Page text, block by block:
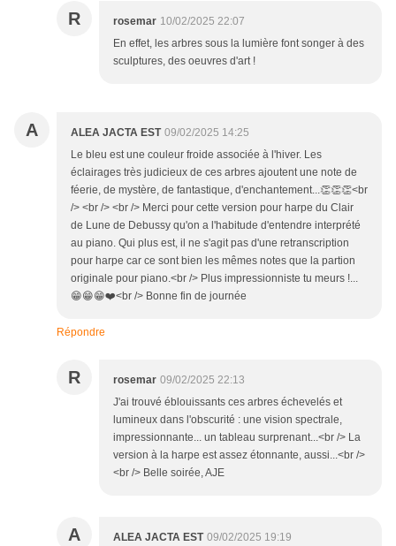
R rosemar 10/02/2025 22:07
En effet, les arbres sous la lumière font songer à des
sculptures, des oeuvres d'art !
A ALEA JACTA EST 09/02/2025 14:25
Le bleu est une couleur froide associée à l'hiver. Les
éclairages très judicieux de ces arbres ajoutent une note de
féerie, de mystère, de fantastique, d'enchantement...👏👏👏<br
/> <br /> <br /> Merci pour cette version pour harpe du Clair
de Lune de Debussy qu'on a l'habitude d'entendre interprété
au piano. Qui plus est, il ne s'agit pas d'une retranscription
pour harpe car ce sont bien les mêmes notes que la partion
originale pour piano.<br /> Plus impressionniste tu meurs !...
😁😁😁❤️<br /> Bonne fin de journée
Répondre
R rosemar 09/02/2025 22:13
J'ai trouvé éblouissants ces arbres échevelés et
lumineux dans l'obscurité : une vision spectrale,
impressionnante... un tableau surprenant...<br /> La
version à la harpe est assez étonnante, aussi...<br />
<br /> Belle soirée, AJE
A ALEA JACTA EST 09/02/2025 19:19